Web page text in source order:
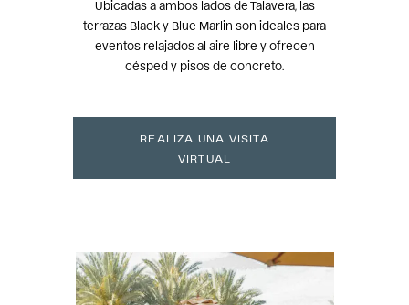
Ubicadas a ambos lados de Talavera, las
terrazas Black y Blue Marlin son ideales para
eventos relajados al aire libre y ofrecen
césped y pisos de concreto.
REALIZA UNA VISITA
VIRTUAL